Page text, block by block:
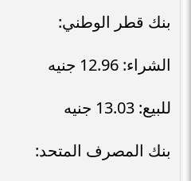
بنك قطر الوطني:
الشراء: 12.96 جنيه
للبيع: 13.03 جنيه
بنك المصرف المتحد: